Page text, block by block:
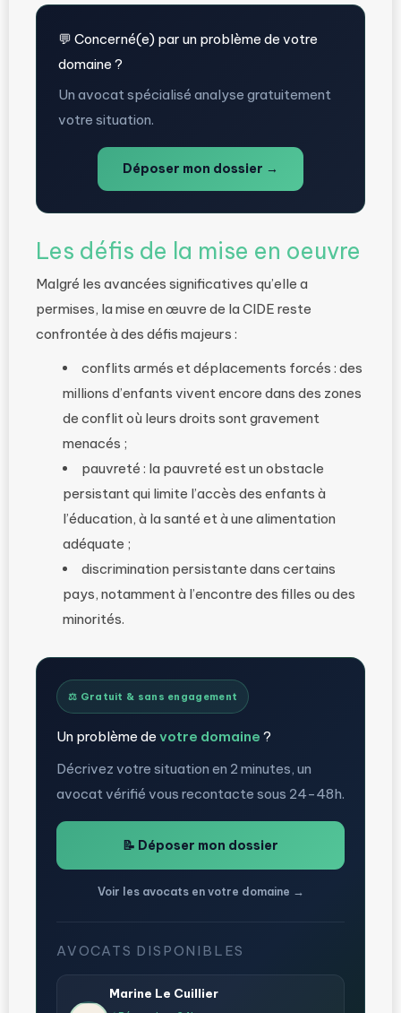
💬 Concerné(e) par un problème de votre
domaine ?
Un avocat spécialisé analyse gratuitement
votre situation.
Déposer mon dossier →
Les défis de la mise en oeuvre
Malgré les avancées significatives qu’elle a
permises, la mise en œuvre de la CIDE reste
confrontée à des défis majeurs :
conflits armés et déplacements forcés : des
millions d’enfants vivent encore dans des zones
de conflit où leurs droits sont gravement
menacés ;
pauvreté : la pauvreté est un obstacle
persistant qui limite l’accès des enfants à
l’éducation, à la santé et à une alimentation
adéquate ;
discrimination persistante dans certains
pays, notamment à l’encontre des filles ou des
minorités.
⚖️ Gratuit & sans engagement
Un problème de votre domaine ?
Décrivez votre situation en 2 minutes, un
avocat vérifié vous recontacte sous 24-48h.
📝 Déposer mon dossier
Voir les avocats en votre domaine →
AVOCATS DISPONIBLES
Marine Le Cuillier